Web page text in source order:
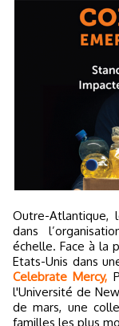
Outre-Atlantique, les organisations musulmanes s’illustrent
dans
échelle. Face à la
Etats-Unis dans
Celebrate Mercy,
l'Université de
de mars, une
familles les plus